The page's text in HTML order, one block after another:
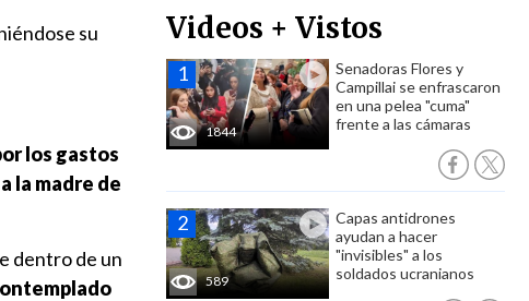
Videos + Vistos
1844
Senadoras Flores y
Campillai se enfrascaron
en una pelea "cuma"
frente a las cámaras
589
Capas antidrones
ayudan a hacer
"invisibles" a los
soldados ucranianos
su
los gastos
la madre de
dentro de un